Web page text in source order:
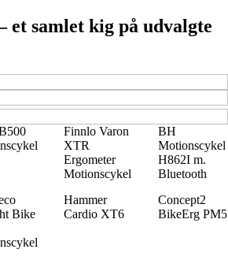
et samlet kig på udvalgte
Finnlo Varon
XTR
Ergometer
Motionscykel
BH
Motionscykel
H862I m.
Bluetooth
Bike
Hammer
Cardio XT6
Concept2
BikeErg PM5